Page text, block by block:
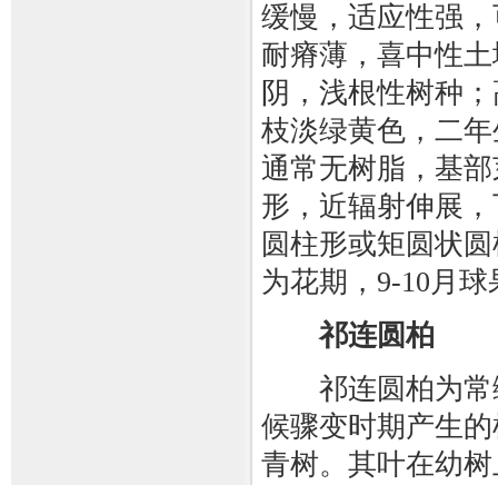
缓慢，适应性强
耐瘠薄，喜中性
阴，浅根性树种
枝淡绿黄色，二
通常无树脂，基
形，近辐射伸展
圆柱形或矩圆状
为花期，9-10月
祁连圆柏
祁连圆柏为常
候骤变时期产生
青树。其叶在幼